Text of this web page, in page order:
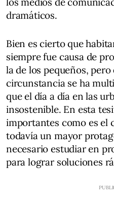
dramáticos.
Bien es cierto que
siempre fue causa de
la de los pequeños,
circunstancia se ha
que el día a día en las
insostenible. En esta
importantes como es el
todavía un mayor
necesario estudiar en
para lograr soluciones